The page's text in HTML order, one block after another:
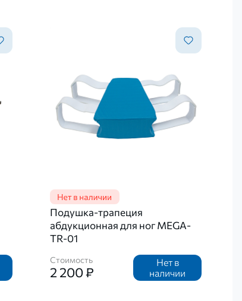
Подушка-трапеция
абдукционная для ног MEGA-
TR-01
Стоимость
2 200 ₽
Нет в
наличии